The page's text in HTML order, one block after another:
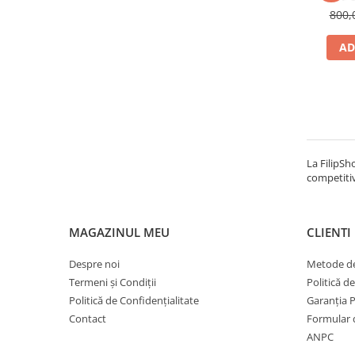
La
MAGAZINUL MEU
Despre noi
Termeni și Condiții
Politică de Confidențialitate
Contact
CLIENTI
Metode
Politică
Garanția
Formular
ANPC